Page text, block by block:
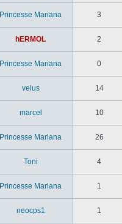
Princesse Mariana 3
hERMOL 2
Princesse Mariana 0
velus 14
marcel 10
Princesse Mariana 26
Toni 4
Princesse Mariana 1
neocps1 1